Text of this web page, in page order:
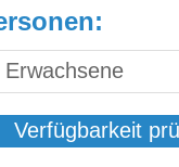
Verfügbarkeit